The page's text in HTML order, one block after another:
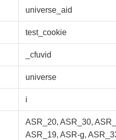
universe_aid
test_cookie
_cfuvid
universe
i
ASR_20, ASR_30,
ASR_19, ASR-g,